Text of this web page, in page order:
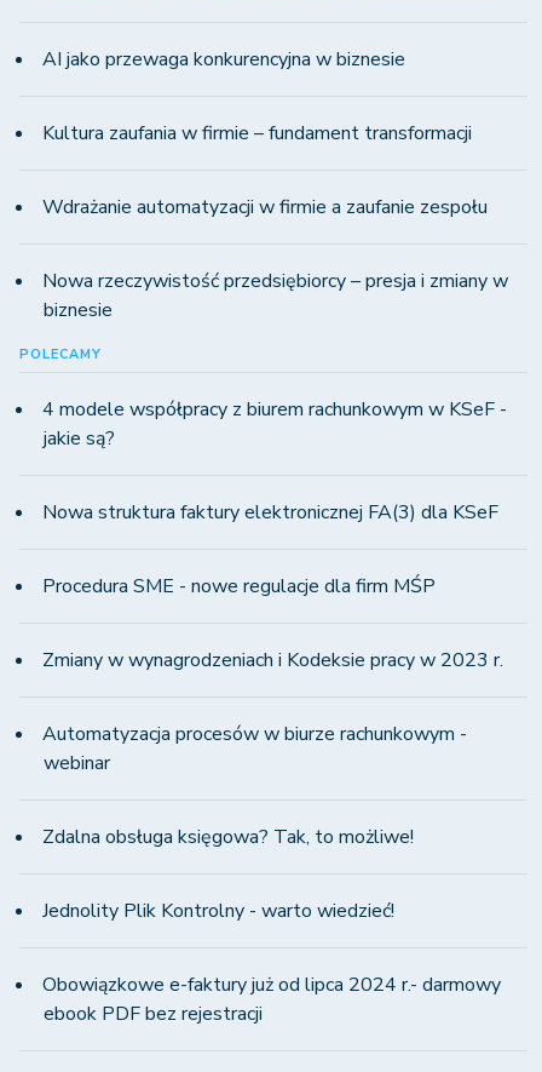
AI jako przewaga konkurencyjna w biznesie
Kultura zaufania w firmie – fundament transformacji
Wdrażanie automatyzacji w firmie a zaufanie zespołu
Nowa rzeczywistość przedsiębiorcy – presja i zmiany w
biznesie
POLECAMY
4 modele współpracy z biurem rachunkowym w KSeF -
jakie są?
Nowa struktura faktury elektronicznej FA(3) dla KSeF
Procedura SME - nowe regulacje dla firm MŚP
Zmiany w wynagrodzeniach i Kodeksie pracy w 2023 r.
Automatyzacja procesów w biurze rachunkowym -
webinar
Zdalna obsługa księgowa? Tak, to możliwe!
Jednolity Plik Kontrolny - warto wiedzieć!
Obowiązkowe e-faktury już od lipca 2024 r.- darmowy
ebook PDF bez rejestracji